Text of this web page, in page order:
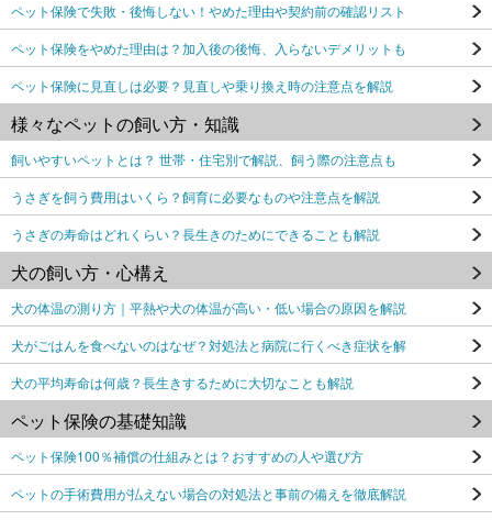
ペット保険で失敗・後悔しない！やめた理由や契約前の確認リスト
ペット保険をやめた理由は？加入後の後悔、入らないデメリットも
ペット保険に見直しは必要？見直しや乗り換え時の注意点を解説
様々なペットの飼い方・知識
飼いやすいペットとは？ 世帯・住宅別で解説、飼う際の注意点も
うさぎを飼う費用はいくら？飼育に必要なものや注意点を解説
うさぎの寿命はどれくらい？長生きのためにできることも解説
犬の飼い方・心構え
犬の体温の測り方｜平熱や犬の体温が高い・低い場合の原因を解説
犬がごはんを食べないのはなぜ？対処法と病院に行くべき症状を解
犬の平均寿命は何歳？長生きするために大切なことも解説
ペット保険の基礎知識
ペット保険100％補償の仕組みとは？おすすめの人や選び方
ペットの手術費用が払えない場合の対処法と事前の備えを徹底解説